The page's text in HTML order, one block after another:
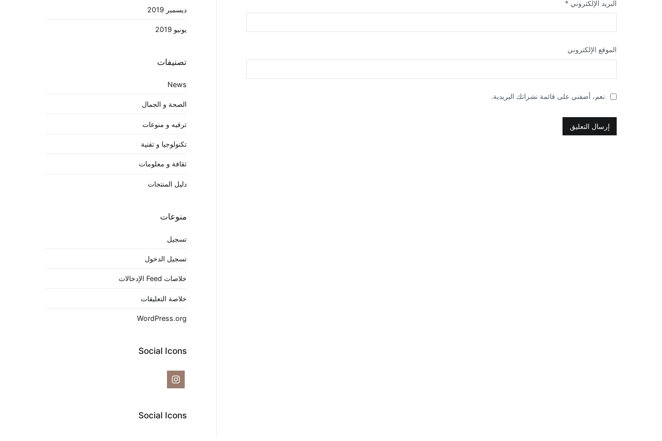
البريد الإلكتروني *
الموقع الإلكتروني
نعم، أضفني على قائمة نشراتك البريدية.
ديسمبر 2019
يونيو 2019
تصنيفات
News
الصحة و الجمال
ترفيه و منوعات
تكنولوجيا و تقنية
ثقافة و معلومات
دليل المنتجات
منوعات
تسجيل
تسجيل الدخول
خلاصات Feed الإدخالات
خلاصة التعليقات
WordPress.org
Social Icons
Social Icons